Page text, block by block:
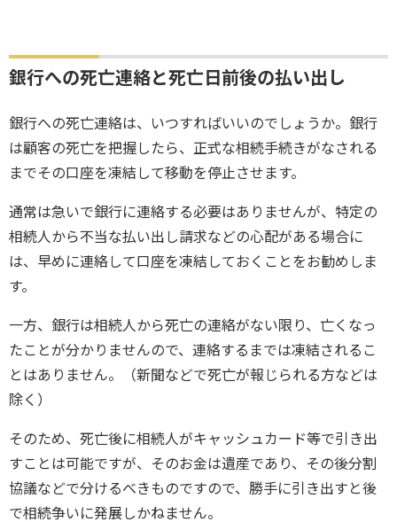
銀行への死亡連絡と死亡日前後の払い出し
銀行への死亡連絡は、いつすればいいのでしょうか。銀行
は顧客の死亡を把握したら、正式な相続手続きがなされる
までその口座を凍結して移動を停止させます。
通常は急いで銀行に連絡する必要はありませんが、特定の
相続人から不当な払い出し請求などの心配がある場合に
は、早めに連絡して口座を凍結しておくことをお勧めしま
す。
一方、銀行は相続人から死亡の連絡がない限り、亡くなっ
たことが分かりませんので、連絡するまでは凍結されるこ
とはありません。（新聞などで死亡が報じられる方などは
除く）
そのため、死亡後に相続人がキャッシュカード等で引き出
すことは可能ですが、そのお金は遺産であり、その後分割
協議などで分けるべきものですので、勝手に引き出すと後
で相続争いに発展しかねません。